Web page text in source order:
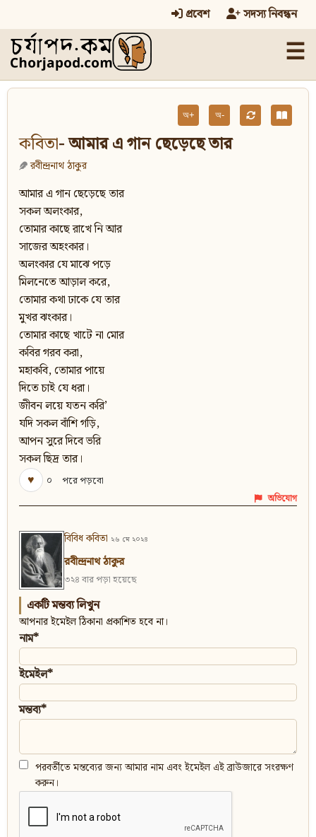
প্রবেশ সদস্য নিবন্ধন
☰
অ+ অ-
কবিতা- আমার এ গান ছেড়েছে তার
রবীন্দ্রনাথ ঠাকুর
আমার এ গান ছেড়েছে তার
সকল অলংকার,
তোমার কাছে রাখে নি আর
সাজের অহংকার।
অলংকার যে মাঝে পড়ে
মিলনেতে আড়াল করে,
তোমার কথা ঢাকে যে তার
মুখর ঝংকার।
তোমার কাছে খাটে না মোর
কবির গরব করা,
মহাকবি, তোমার পায়ে
দিতে চাই যে ধরা।
জীবন লয়ে যতন করি’
যদি সকল বাঁশি গড়ি,
আপন সুরে দিবে ভরি
সকল ছিদ্র তার।
♥
০ পরে পড়বো
অভিযোগ
বিবিধ কবিতা ২৬ মে ২০২৪
রবীন্দ্রনাথ ঠাকুর
৩২৪ বার পড়া হয়েছে
একটি মন্তব্য লিখুন
আপনার ইমেইল ঠিকানা প্রকাশিত হবে না।
নাম*
ইমেইল*
মন্তব্য*
পরবর্তীতে মন্তব্যের জন্য আমার নাম এবং ইমেইল এই ব্রাউজারে সংরক্ষণ
করুন।